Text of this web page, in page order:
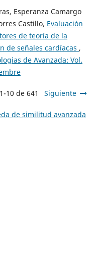
Esperanza Camargo
Castillo, Evaluación
de teoría de la
de señales cardíacas ,
de Avanzada: Vol.
1-10 de 641 Siguiente
de similitud avanzada